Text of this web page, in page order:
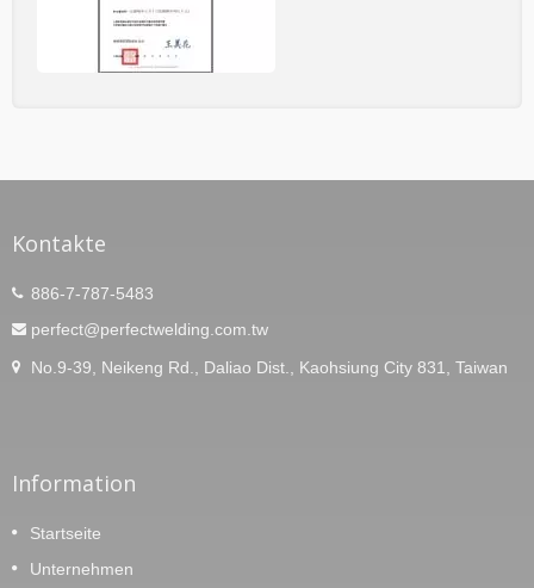
Edelstähle aus. Es gibt jedoch mehrere
Anforderungen an die Wärmebehandlung,
Schweißtechnik und Bearbeitung.
Kontakte
886-7-787-5483
perfect@perfectwelding.com.tw
No.9-39, Neikeng Rd., Daliao Dist., Kaohsiung City 831, Taiwan
Information
Startseite
Unternehmen